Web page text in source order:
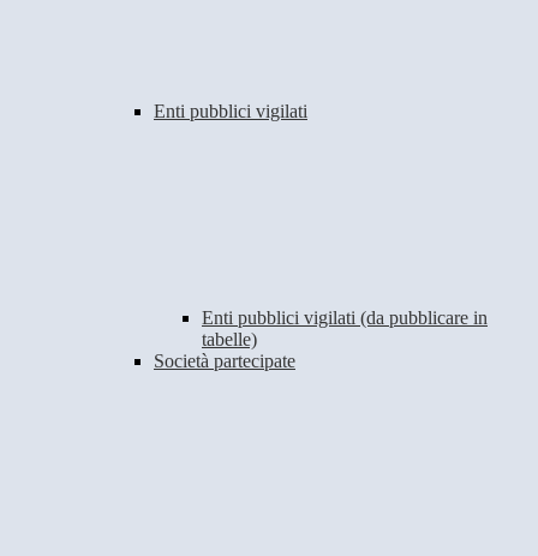
Enti pubblici vigilati
Enti pubblici vigilati (da pubblicare in
tabelle)
Società partecipate